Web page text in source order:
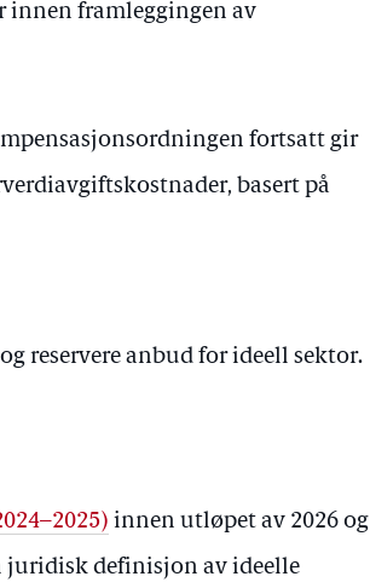
innen framleggingen av
fortsatt gir
basert på
reservere anbud for ideell sektor.
innen utløpet av 2026 og
juridisk definisjon av ideelle